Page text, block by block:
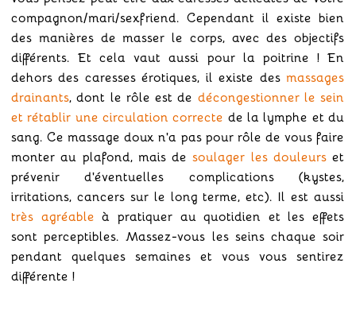
compagnon/mari/sexfriend. Cependant il existe bien
des manières de masser le corps, avec des objectifs
différents. Et cela vaut aussi pour la poitrine ! En
dehors des caresses érotiques, il existe des massages
drainants, dont le rôle est de décongestionner le sein
et rétablir une circulation correcte de la lymphe et du
sang. Ce massage doux n'a pas pour rôle de vous faire
monter au plafond, mais desoulager les douleurset
prévenir d'éventuelles complications (kystes,
irritations, cancers sur le long terme, etc). Il est aussi
très agréable à pratiquer au quotidien et les effets
sont perceptibles. Massez-vous les seins chaque soir
pendant quelques semaines et vous vous sentirez
différente !